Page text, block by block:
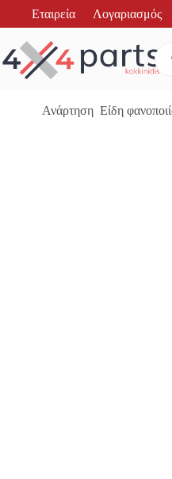
Εταιρεία Λογαριασμός
Ανάρτηση Είδη